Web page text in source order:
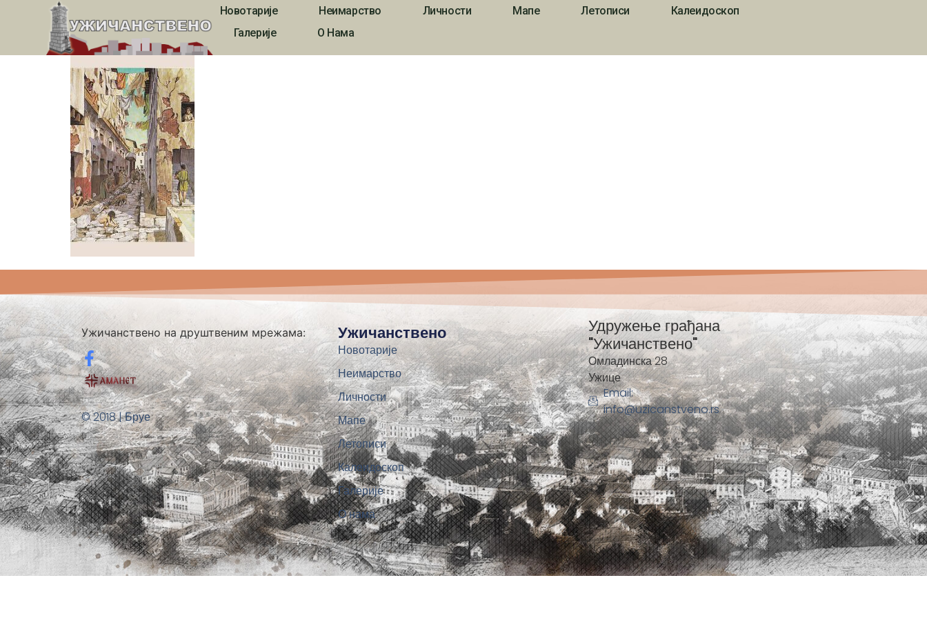
Новотарије Неимарство Личности Мапе Летописи
Калеидоскоп
Галерије
О Нама
kaleidoskop000031
Ужичанствено на друштвеним мрежама:
© 2018 | Бруе
Ужичанствено
Новотарије
Неимарство
Личности
Мапе
Летописи
Калеидоскоп
Галерије
О нама
Удружење грађана
"Ужичанствено"
Омладинска 28
Ужице
Email:
info@uzicanstveno.rs